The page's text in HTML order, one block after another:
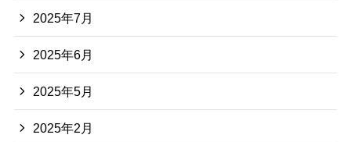
2025年7月
2025年6月
2025年5月
2025年2月